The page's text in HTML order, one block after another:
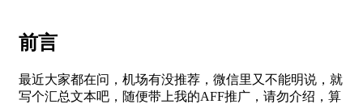
前言
最近大家都在问，机场有没推荐，微信里又不能明说，就
写个汇总文本吧，随便带上我的AFF推广，请勿介绍，算